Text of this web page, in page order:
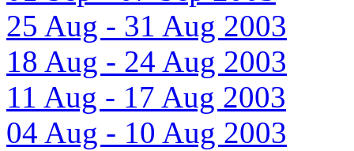
25 Aug - 31 Aug 2003
18 Aug - 24 Aug 2003
11 Aug - 17 Aug 2003
04 Aug - 10 Aug 2003